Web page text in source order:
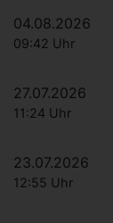
04.08.2026
09:42 Uhr
27.07.2026
11:24 Uhr
23.07.2026
12:55 Uhr